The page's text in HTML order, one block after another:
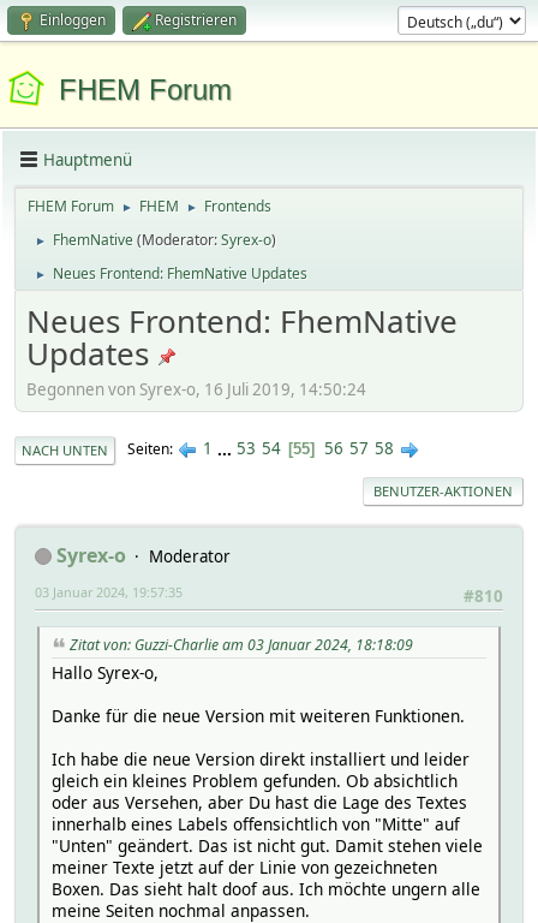
Einloggen Registrieren
FHEM Forum
Hauptmenü
FHEM Forum ► FHEM ► Frontends
► FhemNative(Moderator:Syrex-o)
► Neues Frontend: FhemNative Updates
Neues Frontend: FhemNative
Updates
Begonnen von Syrex-o, 16 Juli 2019, 14:50:24
NACH UNTEN Seiten 1 ... 53 54 55 56 57 58
BENUTZER-AKTIONEN
Syrex-o
Moderator
#810
03 Januar 2024, 19:57:35
Zitat von: Guzzi-Charlie am 03 Januar 2024, 18:18:09
Hallo Syrex-o,
Danke für die neue Version mit weiteren Funktionen.
Ich habe die neue Version direkt installiert und leider
gleich ein kleines Problem gefunden. Ob absichtlich
oder aus Versehen, aber Du hast die Lage des Textes
innerhalb eines Labels offensichtlich von "Mitte" auf
"Unten" geändert. Das ist nicht gut. Damit stehen viele
meiner Texte jetzt auf der Linie von gezeichneten
Boxen. Das sieht halt doof aus. Ich möchte ungern alle
meine Seiten nochmal anpassen.